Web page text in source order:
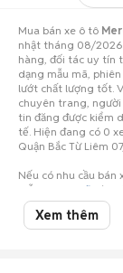
Mua bán xe ô tô
nhật tháng 08/2026
hàng, đối tác uy tín
dạng mẫu mã,
lướt chất lượng tốt.
chuyên trang, người
tin đăng được kiểm
tế. Hiện đang có 0
Quận Bắc Từ Liêm
Nếu có nhu cầu bán
mẫu
xe ô tô cũ nào,
số lượng lớn người
Xem thêm